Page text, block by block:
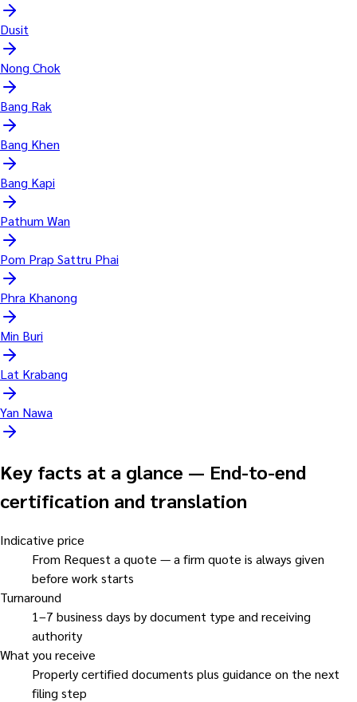
Dusit
Nong Chok
Bang Rak
Bang Khen
Bang Kapi
Pathum Wan
Pom Prap Sattru Phai
Phra Khanong
Min Buri
Lat Krabang
Yan Nawa
Key facts at a glance — End-to-end
certification and translation
Indicative price
From Request a quote — a firm quote is always given
before work starts
Turnaround
1–7 business days by document type and receiving
authority
What you receive
Properly certified documents plus guidance on the next
filing step